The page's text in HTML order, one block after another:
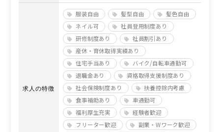
求人の特徴
服装自由 髪型自由
髪色自由
ネイル可
社員登用制度あり
研修制度あり
社員割引あり
産休・育休取得実績あり
住宅手当あり
バイク/自転車通勤可
退職金あり
資格取得支援制度あり
社会保険制度あり
扶養控除内考慮
食事補助あり
車通勤可
福利厚生充実
経験者歓迎
フリーター歓迎
副業・Wワーク歓迎